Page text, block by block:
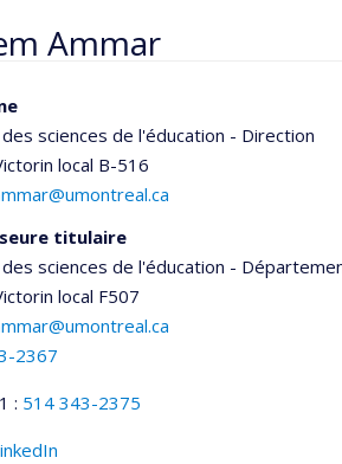
Ammar
sciences de l'éducation - Direction
local B-516
titulaire
sciences de l'éducation -
local F507
2367
: 514 343-2375